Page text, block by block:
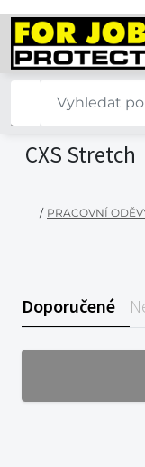
CXS Stretch
/ PRACOVNÍ
Doporučené